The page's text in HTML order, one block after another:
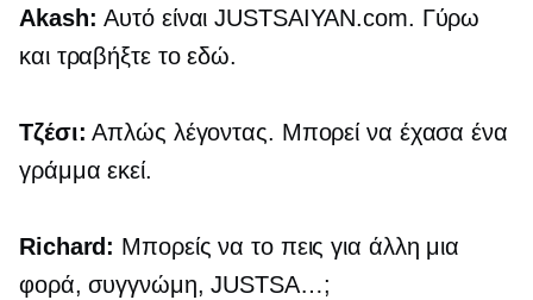
Akash: Αυτό είναιJUSTSAIYAN.com. Γύρω
και τραβήξτε το εδώ.
Τζέσι: Απλώς λέγοντας. Μπορεί να έχασα ένα
γράμμα εκεί.
Richard: Μπορείς να το πεις για άλλη μια
φορά, συγγνώμη,JUSTSA…;